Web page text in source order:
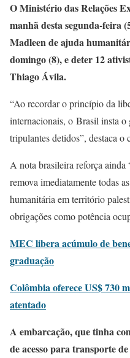
O Ministério das Relações
manhã desta segunda-feira
Madleen de ajuda
domingo (8), e deter 12
Thiago Ávila.
“Ao recordar o princípio da
internacionais, o Brasil insta o
tripulantes detidos”, destaca o
A nota brasileira reforça ainda
remova imediatamente todas
humanitária em território
obrigações como potência
MEC libera acúmulo de
graduação
Colômbia oferece US$ 730
atentado
A embarcação, que tinha
de acesso para transporte